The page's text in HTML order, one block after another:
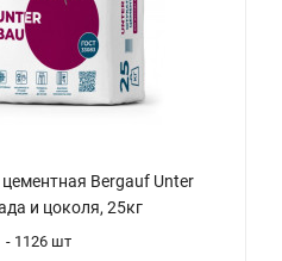
Bergauf Unter
и цоколя, 25кг
- 1126 шт